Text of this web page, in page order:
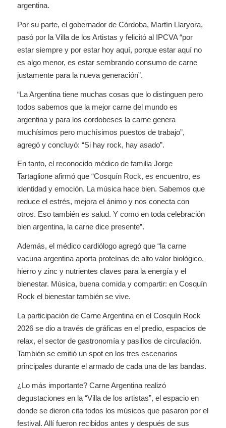
argentina.
Por su parte, el gobernador de Córdoba, Martín Llaryora,
pasó por la Villa de los Artistas y felicitó al IPCVA “por
estar siempre y por estar hoy aquí, porque estar aquí no
es algo menor, es estar sembrando consumo de carne
justamente para la nueva generación”.
“La Argentina tiene muchas cosas que lo distinguen pero
todos sabemos que la mejor carne del mundo es
argentina y para los cordobeses la carne genera
muchísimos pero muchísimos puestos de trabajo”,
agregó y concluyó: “Si hay rock, hay asado”.
En tanto, el reconocido médico de familia Jorge
Tartaglione afirmó que “Cosquín Rock, es encuentro, es
identidad y emoción. La música hace bien. Sabemos que
reduce el estrés, mejora el ánimo y nos conecta con
otros. Eso también es salud. Y como en toda celebración
bien argentina, la carne dice presente”.
Además, el médico cardiólogo agregó que “la carne
vacuna argentina aporta proteínas de alto valor biológico,
hierro y zinc y nutrientes claves para la energía y el
bienestar. Música, buena comida y compartir: en Cosquín
Rock el bienestar también se vive.
La participación de Carne Argentina en el Cosquín Rock
2026 se dio a través de gráficas en el predio, espacios de
relax, el sector de gastronomía y pasillos de circulación.
También se emitió un spot en los tres escenarios
principales durante el armado de cada una de las bandas.
¿Lo más importante? Carne Argentina realizó
degustaciones en la “Villa de los artistas”, el espacio en
donde se dieron cita todos los músicos que pasaron por el
festival. Allí fueron recibidos antes y después de sus